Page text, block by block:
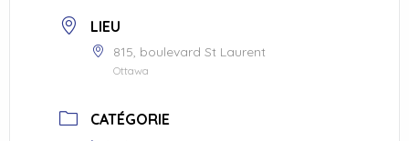
LIEU
815, boulevard St Laurent
Ottawa
CATÉGORIE